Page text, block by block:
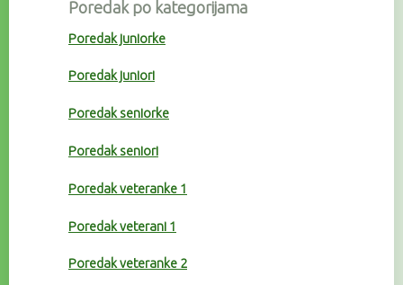
Poredak po kategorijama
Poredak juniorke
Poredak juniori
Poredak seniorke
Poredak seniori
Poredak veteranke 1
Poredak veterani 1
Poredak veteranke 2